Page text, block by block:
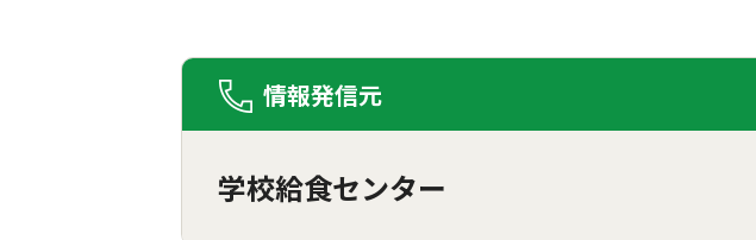
情報発信元
学校給食センター